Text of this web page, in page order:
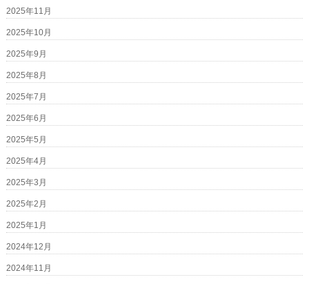
2025年11月
2025年10月
2025年9月
2025年8月
2025年7月
2025年6月
2025年5月
2025年4月
2025年3月
2025年2月
2025年1月
2024年12月
2024年11月